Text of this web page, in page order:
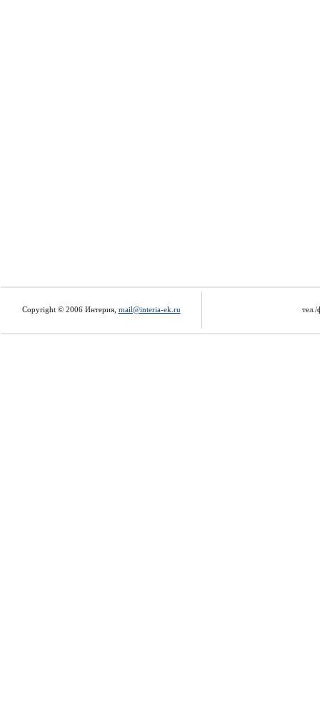
Copyright © 2006 Интерия, mail@interia-ek.ru